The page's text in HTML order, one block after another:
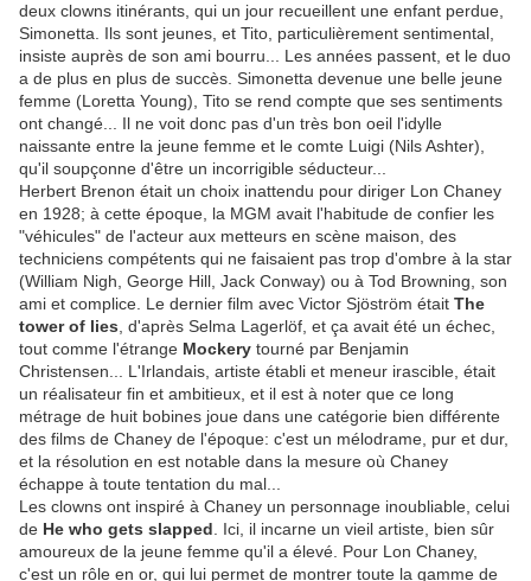
deux clowns itinérants, qui un jour recueillent une enfant perdue,
Simonetta. Ils sont jeunes, et Tito, particulièrement sentimental,
insiste auprès de son ami bourru... Les années passent, et le duo
a de plus en plus de succès. Simonetta devenue une belle jeune
femme (Loretta Young), Tito se rend compte que ses sentiments
ont changé... Il ne voit donc pas d'un très bon oeil l'idylle
naissante entre la jeune femme et le comte Luigi (Nils Ashter),
qu'il soupçonne d'être un incorrigible séducteur...
Herbert Brenon était un choix inattendu pour diriger Lon Chaney
en 1928; à cette époque, la MGM avait l'habitude de confier les
"véhicules" de l'acteur aux metteurs en scène maison, des
techniciens compétents qui ne faisaient pas trop d'ombre à la star
(William Nigh, George Hill, Jack Conway) ou à Tod Browning, son
ami et complice. Le dernier film avec Victor Sjöström était The
tower of lies , d'après Selma Lagerlöf, et ça avait été un échec,
tout comme l'étrange Mockery tourné par Benjamin
Christensen... L'Irlandais, artiste établi et meneur irascible, était
un réalisateur fin et ambitieux, et il est à noter que ce long
métrage de huit bobines joue dans une catégorie bien différente
des films de Chaney de l'époque: c'est un mélodrame, pur et dur,
et la résolution en est notable dans la mesure où Chaney
échappe à toute tentation du mal...
Les clowns ont inspiré à Chaney un personnage inoubliable, celui
de He who gets slapped . Ici, il incarne un vieil artiste, bien sûr
amoureux de la jeune femme qu'il a élevé. Pour Lon Chaney,
c'est un rôle en or, qui lui permet de montrer toute la gamme de